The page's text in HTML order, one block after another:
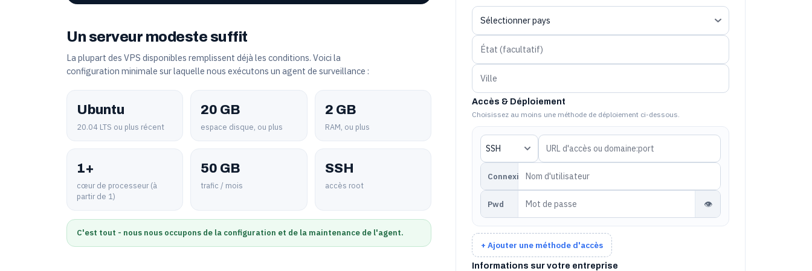
Un serveur modeste suffit
La plupart des VPS disponibles remplissent déjà les conditions. Voici la
configuration minimale sur laquelle nous exécutons un agent de surveillance :
Ubuntu
20.04 LTS ou plus récent
20 GB
espace disque, ou plus
2 GB
RAM, ou plus
1+
cœur de processeur (à
partir de 1)
50 GB
trafic / mois
SSH
accès root
C'est tout - nous nous occupons de la configuration et de la maintenance de l'agent.
Accès & Déploiement
Choisissez au moins une méthode de déploiement ci-dessous.
Connexion
Pwd 👁
+ Ajouter une méthode d'accès
Informations sur votre entreprise